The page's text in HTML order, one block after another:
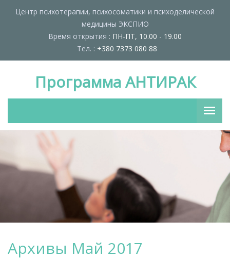
Центр психотерапии, психосоматики и психоделической
медицины ЭКСПИО
Время открытия : ПН-ПТ, 10.00 - 19.00
Тел. : +380 7373 080 88
Программа АНТИРАК
Архивы Май 2017